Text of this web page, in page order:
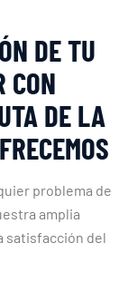
DE TU
CON
DE LA
problema de
amplia
satisfacción del